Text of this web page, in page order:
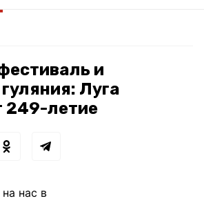
и
Луга
249-летие
нас в